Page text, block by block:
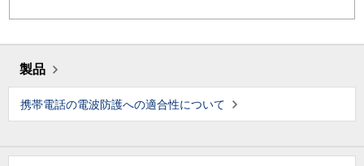
製品
携帯電話の電波防護への適合性について